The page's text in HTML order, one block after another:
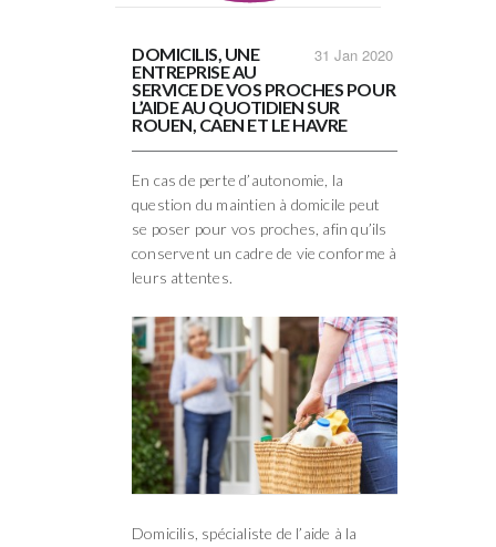
31 Jan 2020
DOMICILIS, UNE
ENTREPRISE AU
SERVICE DE VOS PROCHES POUR
L’AIDE AU QUOTIDIEN SUR
ROUEN, CAEN ET LE HAVRE
En cas de perte d’autonomie, la
question du maintien à domicile peut
se poser pour vos proches, afin qu’ils
conservent un cadre de vie conforme à
leurs attentes.
Domicilis, spécialiste de l’aide à la